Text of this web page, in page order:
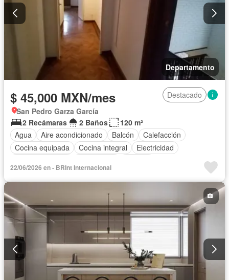
Departamento
$ 45,000 MXN/mes
Destacado
San Pedro Garza García
2 Recámaras
2 Baños
120 m²
Agua
Aire acondicionado Balcón
Calefacción
Cocina equipada
Cocina integral
Electricidad
Recámara con closet
Terraza
22/06/2026 en - BRInt Internacional